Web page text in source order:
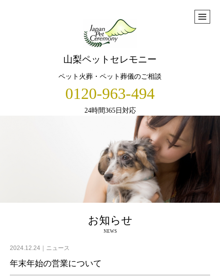
山梨ペットセレモニー
ペット火葬・ペット葬儀のご相談
0120-963-494
24時間365日対応
お知らせ
NEWS
2024.12.24 ニュース
年末年始の営業について